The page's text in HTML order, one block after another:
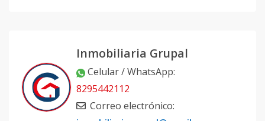
Inmobiliaria Grupal
Celular / WhatsApp:
8295442112
Correo electrónico: